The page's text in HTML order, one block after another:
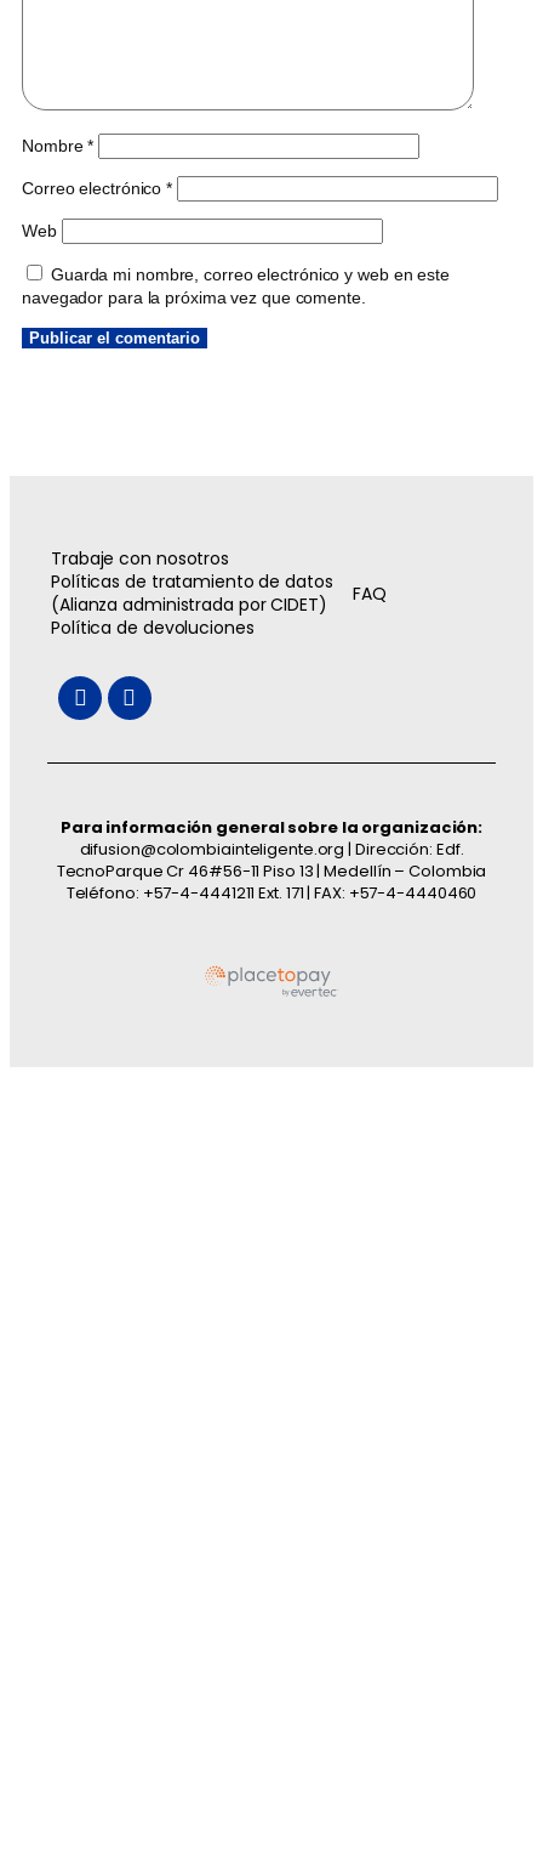
Nombre*
Correo electrónico*
Web
Guarda mi nombre, correo electrónico y web en este
navegador para la próxima vez que comente.
Trabaje con nosotros
Políticas de tratamiento de datos
(Alianza administrada por CIDET)
FAQ
Política de devoluciones
Para información general sobre la organización:
difusion@colombiainteligente.org | Dirección: Edf.
TecnoParque Cr 46#56-11 Piso 13 | Medellín – Colombia
Teléfono: +57-4-4441211 Ext. 171 | FAX: +57-4-4440460